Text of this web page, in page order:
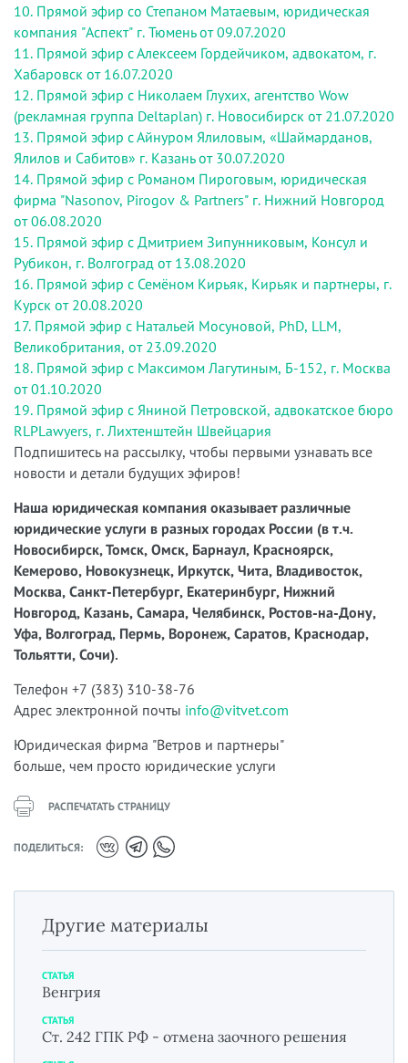
10. Прямой эфир со Степаном Матаевым, юридическая
компания "Аспект" г. Тюмень от 09.07.2020
11. Прямой эфир с Алексеем Гордейчиком, адвокатом, г.
Хабаровск от 16.07.2020
12. Прямой эфир с Николаем Глухих, агентство Wow
(рекламная группа Deltaplan) г. Новосибирск от 21.07.2020
13. Прямой эфир с Айнуром Ялиловым, «Шаймарданов,
Ялилов и Сабитов» г. Казань от 30.07.2020
14. Прямой эфир с Романом Пироговым, юридическая
фирма "Nasonov, Pirogov & Partners" г. Нижний Новгород
от 06.08.2020
15. Прямой эфир с Дмитрием Зипунниковым, Консул и
Рубикон, г. Волгоград от 13.08.2020
16. Прямой эфир с Семёном Кирьяк, Кирьяк и партнеры, г.
Курск от 20.08.2020
17. Прямой эфир с Натальей Мосуновой, PhD, LLM,
Великобритания, от 23.09.2020
18. Прямой эфир с Максимом Лагутиным, Б-152, г. Москва
от 01.10.2020
19. Прямой эфир с Яниной Петровской, адвокатское бюро
RLPLawyers, г. Лихтенштейн Швейцария
Подпишитесь на рассылку, чтобы первыми узнавать все
новости и детали будущих эфиров!
Наша юридическая компания оказывает различные
юридические услуги в разных городах России (в т.ч.
Новосибирск, Томск, Омск, Барнаул, Красноярск,
Кемерово, Новокузнецк, Иркутск, Чита, Владивосток,
Москва, Санкт-Петербург, Екатеринбург, Нижний
Новгород, Казань, Самара, Челябинск, Ростов-на-Дону,
Уфа, Волгоград, Пермь, Воронеж, Саратов, Краснодар,
Тольятти, Сочи).
Телефон +7 (383) 310-38-76
Адрес электронной почты info@vitvet.com
Юридическая фирма "Ветров и партнеры"
больше, чем просто юридические услуги
РАСПЕЧАТАТЬ СТРАНИЦУ
ПОДЕЛИТЬСЯ:
Другие материалы
СТАТЬЯ
Венгрия
СТАТЬЯ
Ст. 242 ГПК РФ - отмена заочного решения